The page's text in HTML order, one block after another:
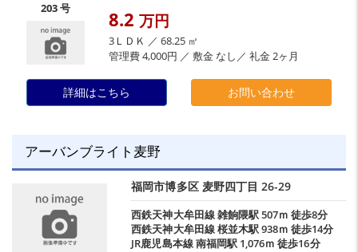
203 号 8.2 万円
3ＬＤＫ ／ 68.25 ㎡
管理費 4,000円 ／ 敷金 なし／ 礼金 2ヶ月
詳細はこちら お問い合わせ
アーバンブライト麦野
福岡市博多区 麦野四丁目 26-29
西鉄天神大牟田線雑餉隈駅507ｍ 徒歩8分
西鉄天神大牟田線桜並木駅938ｍ 徒歩14分
JR鹿児島本線南福岡駅1,076ｍ 徒歩16分